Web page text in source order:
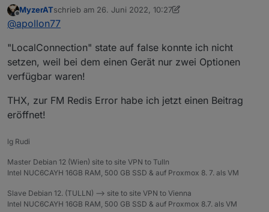
mit "LocalConnection" state auf false gesetzt? Ich
denke nein, korrekt? Wenn Du das tust sollten diese
Off topic( Ursachensuche wäre ggf anderer Thread):
was ist das ?
2022-06-23 03:11:53.335 - [31merror[39m:
host.RDJLHome-Server Objects
192.241.220.18:46064 (Init=false) Redis
error:Error: Invalid Chunk: parse failed
Gefühlt will da irgendetwas auf Port 9001 oder 9000
connecten was aber da nicht hin gehört
Offline
MyzerATschrieb am 26. Juni 2022, 10:27
zuletzt editiert von MyzerAT
@apollon77
"LocalConnection" state auf false konnte ich nicht
setzen, weil bei dem einen Gerät nur zwei Optionen
verfügbar waren!
THX, zur FM Redis Error habe ich jetzt einen Beitrag
eröffnet!
lg Rudi
Master Debian 12 (Wien) site to site VPN to Tulln
Intel NUC6CAYH 16GB RAM, 500 GB SSD & auf Proxmox 8. 7. als VM
Slave Debian 12. (TULLN) --> site to site VPN to Vienna
Intel NUC6CAYH 16GB RAM, 500 GB SSD & auf Proxmox 8.7. als VM